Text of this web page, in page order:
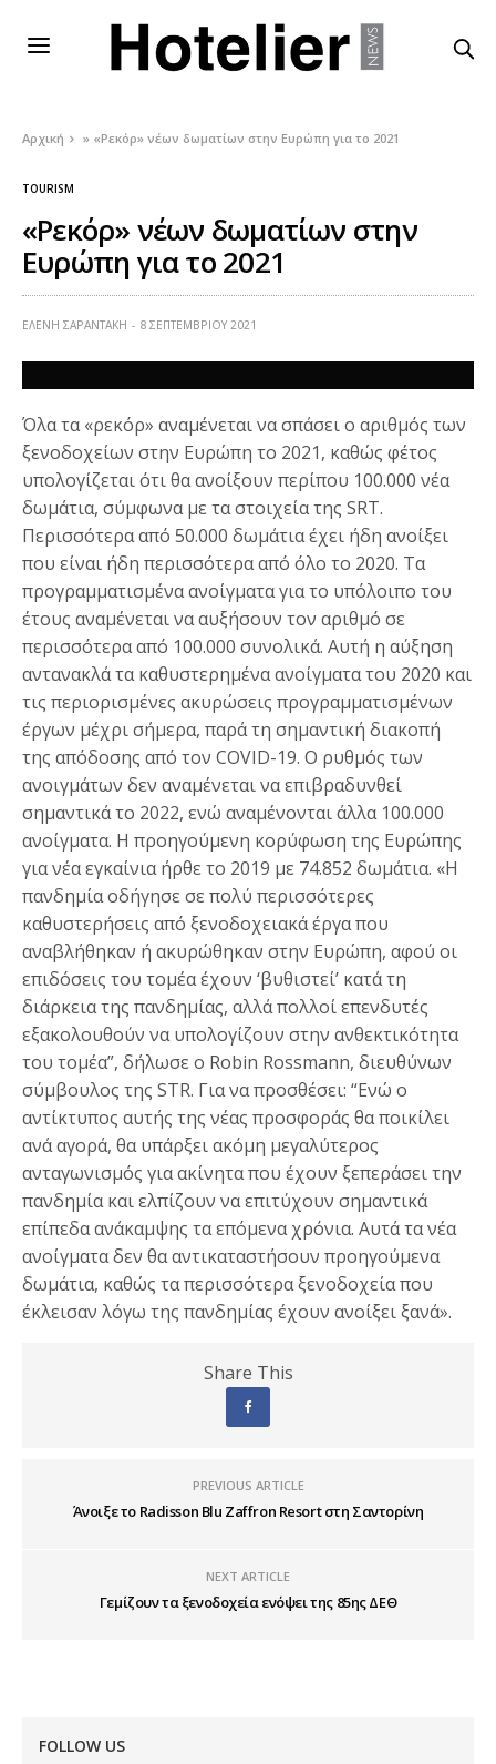
Αρχική » «Ρεκόρ» νέων δωματίων στην Ευρώπη για το 2021
TOURISM
«Ρεκόρ» νέων δωματίων στην
Ευρώπη για το 2021
ΕΛΕΝΗ ΣΑΡΑΝΤΑΚΗ 8 ΣΕΠΤΕΜΒΡΊΟΥ 2021
Όλα τα «ρεκόρ» αναμένεται να σπάσει ο αριθμός των
ξενοδοχείων στην Ευρώπη το 2021, καθώς φέτος
υπολογίζεται ότι θα ανοίξουν περίπου 100.000 νέα
δωμάτια, σύμφωνα με τα στοιχεία της SRT.
Περισσότερα από 50.000 δωμάτια έχει ήδη ανοίξει
που είναι ήδη περισσότερα από όλο το 2020. Τα
προγραμματισμένα ανοίγματα για το υπόλοιπο του
έτους αναμένεται να αυξήσουν τον αριθμό σε
περισσότερα από 100.000 συνολικά. Αυτή η αύξηση
αντανακλά τα καθυστερημένα ανοίγματα του 2020 και
τις περιορισμένες ακυρώσεις προγραμματισμένων
έργων μέχρι σήμερα, παρά τη σημαντική διακοπή
της απόδοσης από τον COVID-19. Ο ρυθμός των
ανοιγμάτων δεν αναμένεται να επιβραδυνθεί
σημαντικά το 2022, ενώ αναμένονται άλλα 100.000
ανοίγματα. Η προηγούμενη κορύφωση της Ευρώπης
για νέα εγκαίνια ήρθε το 2019 με 74.852 δωμάτια. «Η
πανδημία οδήγησε σε πολύ περισσότερες
καθυστερήσεις από ξενοδοχειακά έργα που
αναβλήθηκαν ή ακυρώθηκαν στην Ευρώπη, αφού οι
επιδόσεις του τομέα έχουν ‘βυθιστεί’ κατά τη
διάρκεια της πανδημίας, αλλά πολλοί επενδυτές
εξακολουθούν να υπολογίζουν στην ανθεκτικότητα
του τομέα”, δήλωσε ο Robin Rossmann, διευθύνων
σύμβουλος της STR. Για να προσθέσει: “Ενώ ο
αντίκτυπος αυτής της νέας προσφοράς θα ποικίλει
ανά αγορά, θα υπάρξει ακόμη μεγαλύτερος
ανταγωνισμός για ακίνητα που έχουν ξεπεράσει την
πανδημία και ελπίζουν να επιτύχουν σημαντικά
επίπεδα ανάκαμψης τα επόμενα χρόνια. Αυτά τα νέα
ανοίγματα δεν θα αντικαταστήσουν προηγούμενα
δωμάτια, καθώς τα περισσότερα ξενοδοχεία που
έκλεισαν λόγω της πανδημίας έχουν ανοίξει ξανά».
Share This
PREVIOUS ARTICLE
Άνοιξε το Radisson Blu Zaffron Resort στη Σαντορίνη
NEXT ARTICLE
Γεμίζουν τα ξενοδοχεία ενόψει της 85ης ΔΕΘ
FOLLOW US